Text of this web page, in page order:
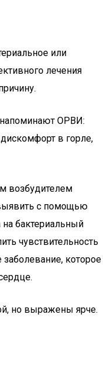
или
лечения
ОРВИ:
в горле,
возбудителем
с помощью
на бактериальный
чувствительность
которое
но выражены ярче.